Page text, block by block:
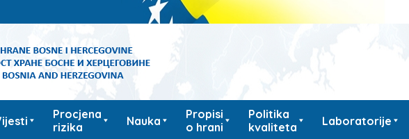
Procjena
rizika
Nauka
Propisi
o hrani
Politika
kvaliteta
Laboratorije